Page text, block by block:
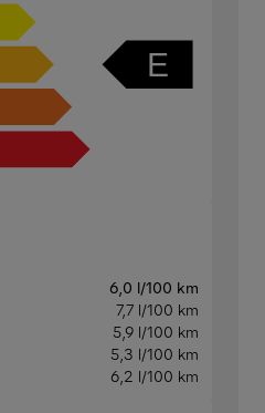
E
6,0 l/100 km
7,7 l/100 km
5,9 l/100 km
5,3 l/100 km
6,2 l/100 km